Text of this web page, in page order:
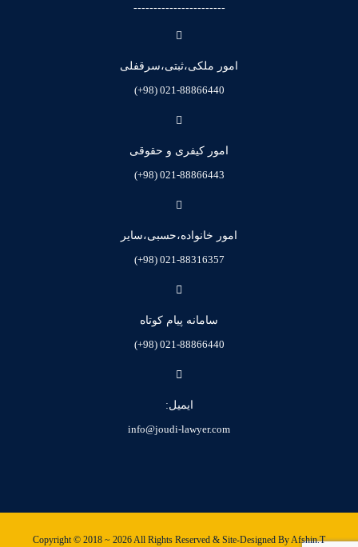
-----------------------
امور ملکی،ثبتی،سرقفلی
021-88866440 (98+)
امور کیفری و حقوقی
021-88866443 (98+)
امور خانواده،حسبی،سایر
021-88316357 (98+)
سامانه پیام کوتاه
021-88866440 (98+)
ایمیل:
info@joudi-lawyer.com
Copyright © 2018 ~ 2026 All Rights Reserved & Site-Designed By Afshin.T